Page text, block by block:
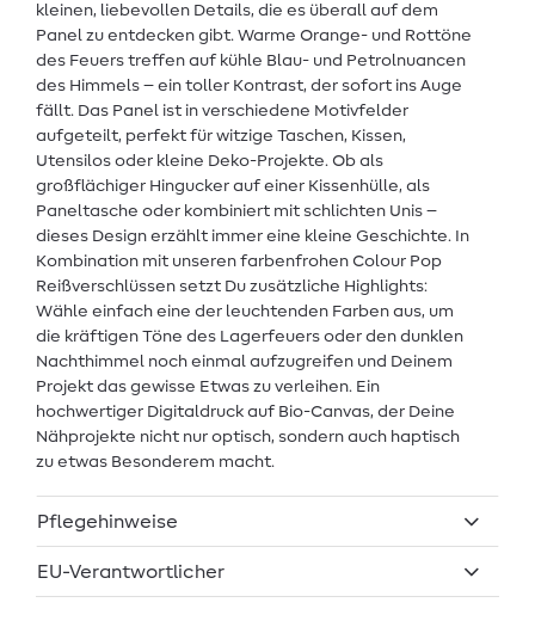
kleinen, liebevollen Details, die es überall auf dem
Panel zu entdecken gibt. Warme Orange- und Rottöne
des Feuers treffen auf kühle Blau- und Petrolnuancen
des Himmels – ein toller Kontrast, der sofort ins Auge
fällt. Das Panel ist in verschiedene Motivfelder
aufgeteilt, perfekt für witzige Taschen, Kissen,
Utensilos oder kleine Deko-Projekte. Ob als
großflächiger Hingucker auf einer Kissenhülle, als
Paneltasche oder kombiniert mit schlichten Unis –
dieses Design erzählt immer eine kleine Geschichte. In
Kombination mit unseren farbenfrohen Colour Pop
Reißverschlüssen setzt Du zusätzliche Highlights:
Wähle einfach eine der leuchtenden Farben aus, um
die kräftigen Töne des Lagerfeuers oder den dunklen
Nachthimmel noch einmal aufzugreifen und Deinem
Projekt das gewisse Etwas zu verleihen. Ein
hochwertiger Digitaldruck auf Bio-Canvas, der Deine
Nähprojekte nicht nur optisch, sondern auch haptisch
zu etwas Besonderem macht.
Pflegehinweise
EU-Verantwortlicher